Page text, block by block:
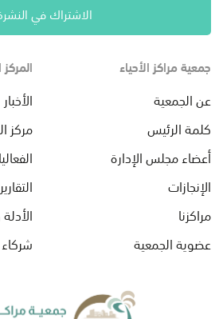
الاشتراك في
جمعية مراكز الأحياء
عن الجمعية
كلمة الرئيس
أعضاء مجلس الإدارة
الإنجازات
مراكزنا
عضوية الجمعية
الأخبار
مركز
التقارير